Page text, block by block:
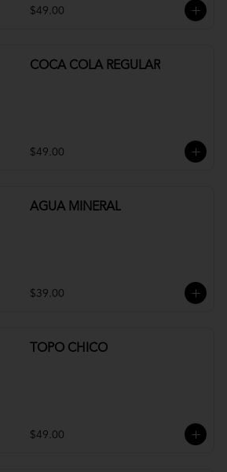
$49.00
COCA COLA REGULAR
$49.00
AGUA MINERAL
$39.00
TOPO CHICO
$49.00